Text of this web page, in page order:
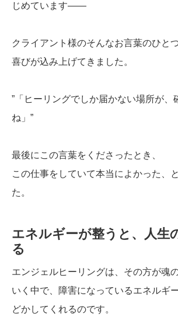
じめています――
クライアント様のそんなお言葉のひと
喜びが込み上げてきました。
”「ヒーリングでしか届かない場所が、
ね」”
最後にこの言葉をくださったとき、
この仕事をしていて本当によかった、
た。
エネルギーが整うと、人生
る
エンジェルヒーリングは、その方が魂
いく中で、障害になっているエネルギ
どかしてくれるのです。